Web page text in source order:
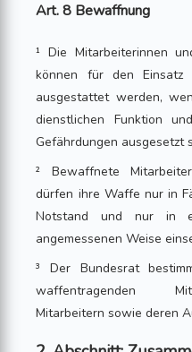
Art. 8 Bewaffnung
¹ Die Mitarbeiterinnen
können für den
ausgestattet werden,
dienstlichen Funktion
Gefährdungen ausgesetzt
² Bewaffnete
dürfen ihre Waffe nur in
Notstand und nur in
angemessenen Weise
³ Der Bundesrat
waffentragenden
Mitarbeitern sowie deren